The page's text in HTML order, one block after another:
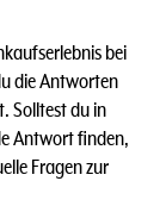
bei
die Antworten
Solltest du in
Antwort finden,
Fragen zur